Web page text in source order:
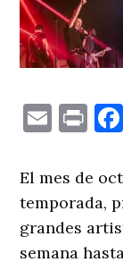
Email
El mes de
temporada,
grandes
semana